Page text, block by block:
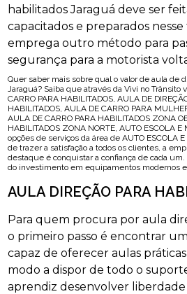
habilitados Jaraguá deve ser
capacitados e preparados
emprega outro método para
segurança para a motorista
Quer saber mais sobre qual o valor de aula de
Jaraguá? Saiba que através da Vivi no Trânsito
CARRO PARA HABILITADOS, AULA DE
HABILITADOS, AULA DE CARRO PARA
AULA DE CARRO PARA HABILITADOS ZONA
HABILITADOS ZONA NORTE, AUTO ESCOLA
opções de serviços da área de AUTO ESCOLA
de trazer a satisfação a todos os clientes, a
destaque é conquistar a confiança de cada
do investimento em equipamentos modernos
AULA DIREÇÃO PARA
Para quem procura por aula
o primeiro passo é encontrar
capaz de oferecer aulas
modo a dispor de todo o
aprendiz desenvolver